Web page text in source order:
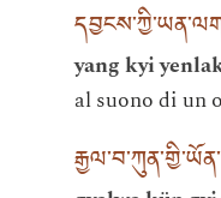
yang kyi
al suono di un